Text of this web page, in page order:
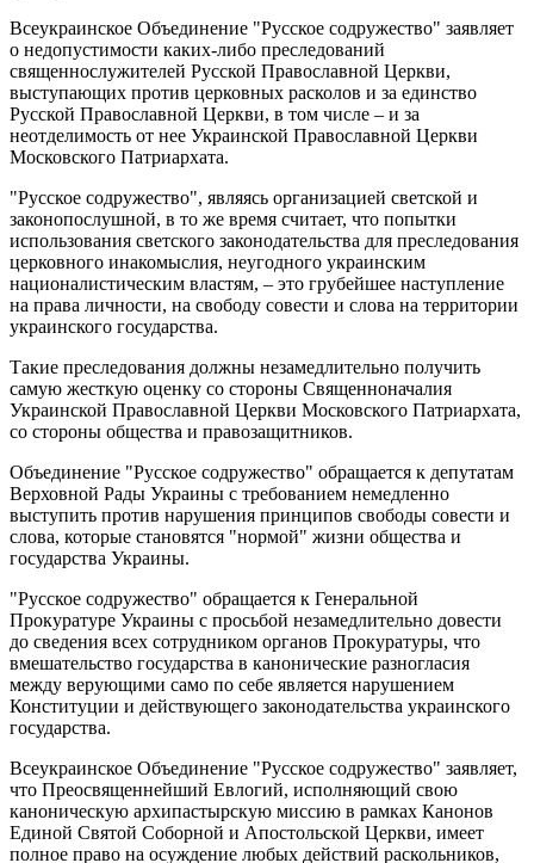
Всеукраинское Объединение "Русское содружество" заявляет
о недопустимости каких-либо преследований
священнослужителей Русской Православной Церкви,
выступающих против церковных расколов и за единство
Русской Православной Церкви, в том числе – и за
неотделимость от нее Украинской Православной Церкви
Московского Патриархата.
"Русское содружество", являясь организацией светской и
законопослушной, в то же время считает, что попытки
использования светского законодательства для преследования
церковного инакомыслия, неугодного украинским
националистическим властям, – это грубейшее наступление
на права личности, на свободу совести и слова на территории
украинского государства.
Такие преследования должны незамедлительно получить
самую жесткую оценку со стороны Священноначалия
Украинской Православной Церкви Московского Патриархата,
со стороны общества и правозащитников.
Объединение "Русское содружество" обращается к депутатам
Верховной Рады Украины с требованием немедленно
выступить против нарушения принципов свободы совести и
слова, которые становятся "нормой" жизни общества и
государства Украины.
"Русское содружество" обращается к Генеральной
Прокуратуре Украины с просьбой незамедлительно довести
до сведения всех сотрудником органов Прокуратуры, что
вмешательство государства в канонические разногласия
между верующими само по себе является нарушением
Конституции и действующего законодательства украинского
государства.
Всеукраинское Объединение "Русское содружество" заявляет,
что Преосвященнейший Евлогий, исполняющий свою
каноническую архипастырскую миссию в рамках Канонов
Единой Святой Соборной и Апостольской Церкви, имеет
полное право на осуждение любых действий раскольников,